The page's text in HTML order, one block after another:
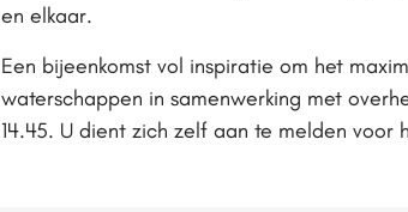
en elkaar.
Een bijeenkomst vol inspiratie om het
waterschappen in samenwerking met
14.45. U dient zich zelf aan te melden voor